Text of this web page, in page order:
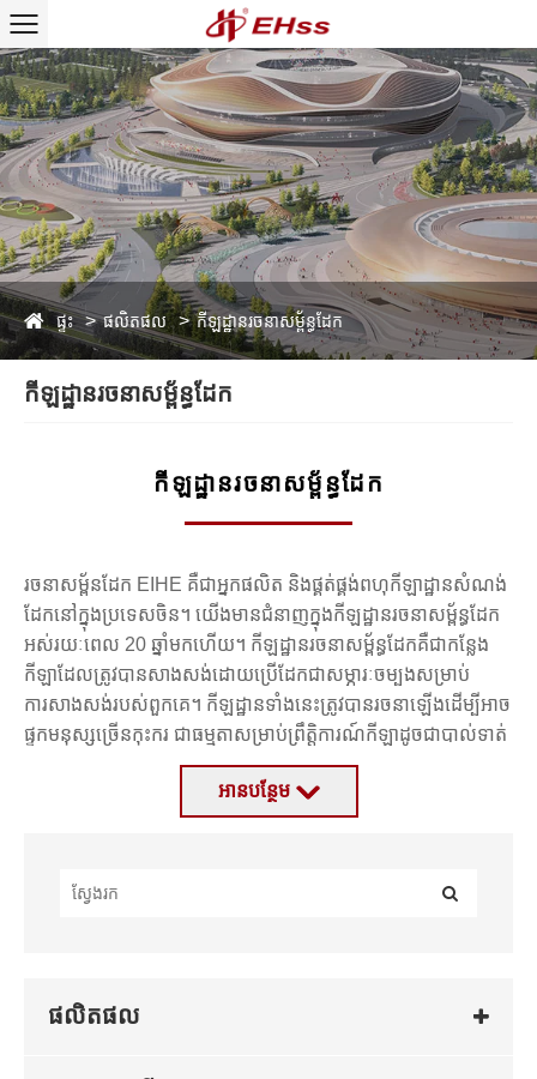
ផ្ទះ ផលិតផល កីឡដ្ឋានរចនាសម្ព័ន្ធដែក
កីឡដ្ឋានរចនាសម្ព័ន្ធដែក
កីឡដ្ឋានរចនាសម្ព័ន្ធដែក
រចនាសម្ព័នដែក EIHE គឺជាអ្នកផលិត និងផ្គត់ផ្គង់ពហុកីឡាដ្ឋានសំណង់
ដែកនៅក្នុងប្រទេសចិន។ យើងមានជំនាញក្នុងកីឡដ្ឋានរចនាសម្ព័ន្ធដែក
អស់រយៈពេល 20 ឆ្នាំមកហើយ។ កីឡដ្ឋានរចនាសម្ព័ន្ធដែកគឺជាកន្លែង
កីឡាដែលត្រូវបានសាងសង់ដោយប្រើដែកជាសម្ភារៈចម្បងសម្រាប់
ការសាងសង់របស់ពួកគេ។ កីឡដ្ឋានទាំងនេះត្រូវបានរចនាឡើងដើម្បីអាច
ផ្ទុកមនុស្សច្រើនកុះករ ជាធម្មតាសម្រាប់ព្រឹត្តិការណ៍កីឡាដូចជាបាល់ទាត់
បាល់ទាត់ បេស្បល និងបាល់បោះ។
ពហុកីឡាដ្ឋានរចនាសម្ព័ន្ធដែកត្រូវបានគេស្គាល់ថាសម្រាប់ភាពធន់ កម្លាំង
និងភាពបត់បែន ដែលធ្វើឱ្យពួកគេក្លាយជាជម្រើសដ៏ល្អសម្រាប់បង្កើត
នៅសល់ពន្លឺ និងងាយស្រួលក្នុងការថែទាំ។ រចនាសម្ព័ន្ធស៊ុមដែកជា
ឧទាហរណ៍មួយចំនួននៃកីឡដ្ឋានរចនាសម្ព័ន្ធដែកដ៏ល្បីល្បាញរួមមាន
អាន​បន្ថែម
ផលិតផល